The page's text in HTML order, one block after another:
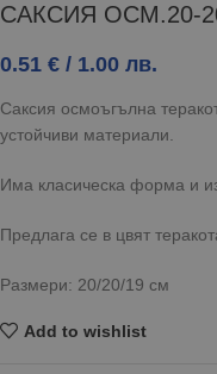
САКСИЯ ОСМ.20-
0.51 € / 1.00 лв.
Саксия осмоъгълна
устойчиви материали.
Има класическа форма и
Предлага се в цвят
Размери: 20/20/19 см
Add to wishlist